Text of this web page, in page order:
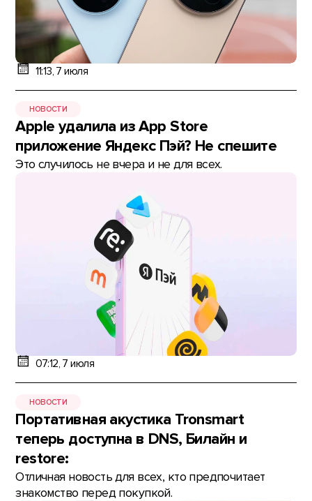
11:13, 7 июля
НОВОСТИ
Apple удалила из App Store
приложение Яндекс Пэй? Не спешите
Это случилось не вчера и не для всех.
07:12, 7 июля
НОВОСТИ
Портативная акустика Tronsmart
теперь доступна в DNS, Билайн и
restore:
Отличная новость для всех, кто предпочитает
знакомство перед покупкой.